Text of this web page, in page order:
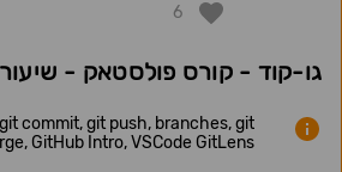
6
גו-קוד - קורס פולסטאק - שיעור 29
commit, git push, branches, git
GitHub Intro, VSCode GitLens